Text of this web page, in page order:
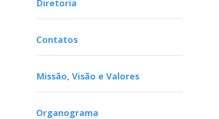
Diretoria
Contatos
Missão, Visão e Valores
Organograma